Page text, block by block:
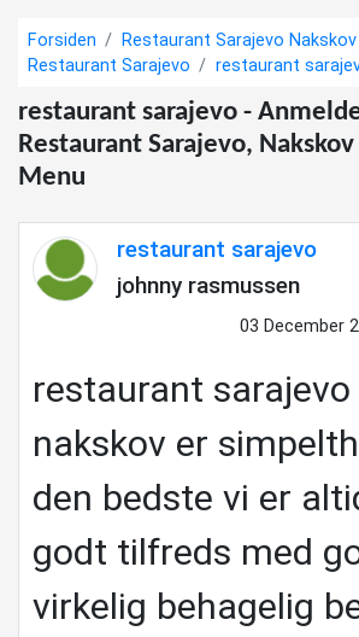
Forsiden Restaurant Sarajevo Nakskov
Restaurant Sarajevo
restaurant
restaurant sarajevo -
Restaurant Sarajevo,
Menu
restaurant sarajevo
johnny rasmussen
03 December
restaurant sarajevo
nakskov er
den bedste vi er
godt tilfreds med
virkelig behagelig